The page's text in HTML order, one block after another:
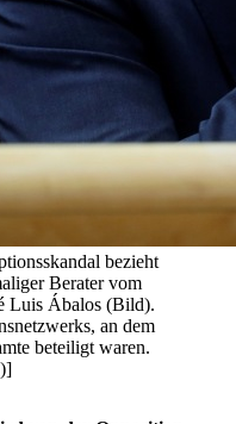
bezieht
Berater vom
Luis Ábalos (Bild).
an dem
beteiligt waren.